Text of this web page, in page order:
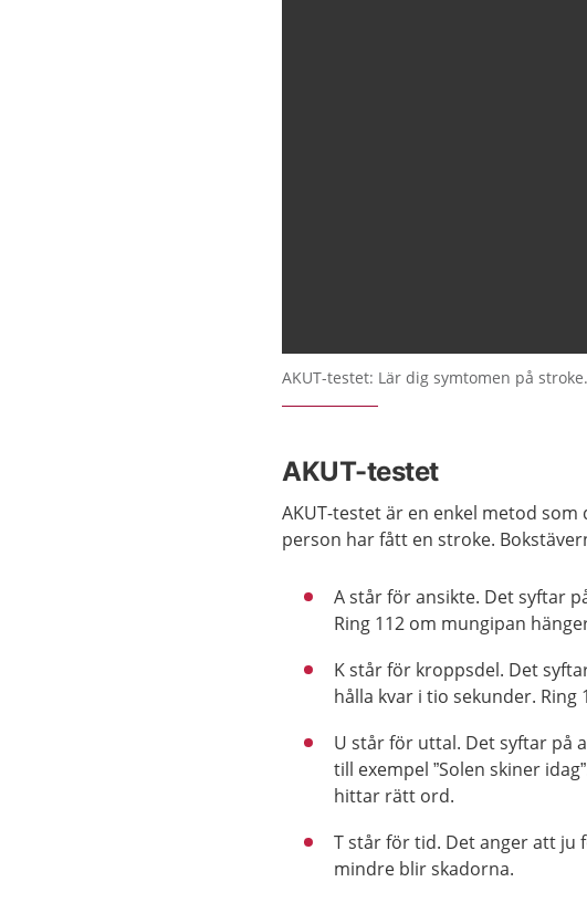
AKUT-testet: Lär dig symtomen på stroke.
AKUT-testet
AKUT-testet är en enkel metod
person har fått en stroke.
A står för ansikte. Det syftar
Ring 112 om mungipan
K står för kroppsdel. Det
hålla kvar i tio sekunder. Ring
U står för uttal. Det syftar på
till exempel ”Solen skiner
hittar rätt ord.
T står för tid. Det anger att ju
mindre blir skadorna.